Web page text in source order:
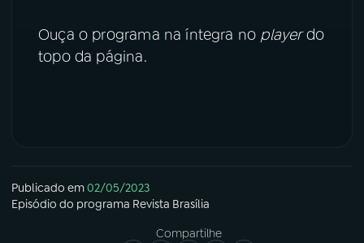
08FESTIVAL DE MÚSICA
Instagram
Ouça o programa na íntegra no playerdo
topo da página.
Publicado em02/05/2023
Episódio do programa Revista Brasília
Compartilhe